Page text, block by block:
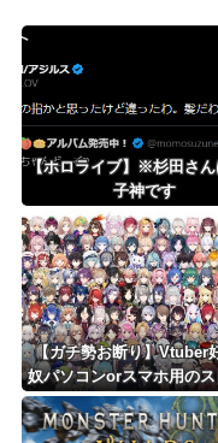
【ホロライブ】※杉田さん
子神です
【ガチ勢お断り】Vtuber
奴パソコンorスマホ用のス
ー何使ってる？コスパ良
てくれ